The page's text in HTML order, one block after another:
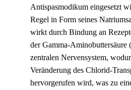
Antispasmodikum eingesetzt
Regel in Form seines
wirkt durch Bindung an
der Gamma-
zentralen Nervensystem,
Veränderung des Chlorid-
hervorgerufen wird, was zu